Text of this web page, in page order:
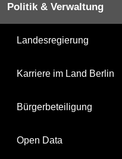
Politik & Verwaltung
Landesregierung
Karriere im Land Berlin
Bürgerbeteiligung
Open Data